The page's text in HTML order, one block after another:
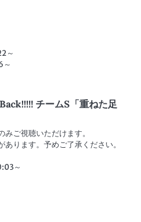
～
～
チームS「重ねた足
ご視聴いただけます。
ります。予めご了承ください。
～